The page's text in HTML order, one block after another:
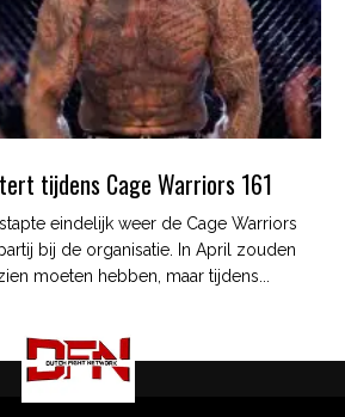
tijdens Cage Warriors 161
eindelijk weer de Cage Warriors
bij de organisatie. In April zouden
moeten hebben, maar tijdens...